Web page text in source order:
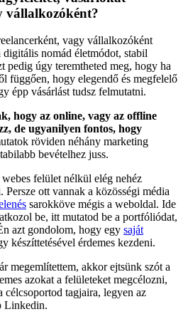
vállalkozóként?
vagy vállalkozóként
nomád életmódot, stabil
pedig úgy teremtheted meg, hogy ha
függően, hogy elegendő és megfelelő
épp vásárlást tudsz felmutatni.
hogy az online, vagy az offline
de ugyanilyen fontos, hogy
röviden néhány marketing
bevételhez juss.
felület nélkül elég nehéz
ott vannak a közösségi média
sarokköve mégis a weboldal. Ide
be, itt mutatod be a portfóliódat,
azt gondolom, hogy egy saját
készíttetésével érdemes kezdeni.
megemlítettem, akkor ejtsünk szót a
azokat a felületeket megcélozni,
célcsoportod tagjaira, legyen az
Linkedin.